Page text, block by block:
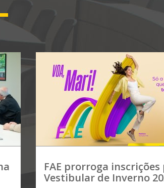
FAE prorroga inscrições
Vestibular de Inverno